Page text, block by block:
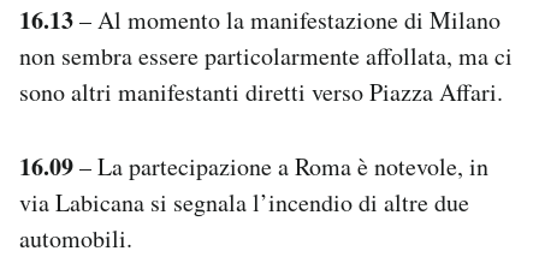
16.13– Al momento la manifestazione di Milano
non sembra essere particolarmente affollata, ma ci
sono altri manifestanti diretti verso Piazza Affari.
16.09– La partecipazione a Roma è notevole, in
via Labicana si segnala l’incendio di altre due
automobili.